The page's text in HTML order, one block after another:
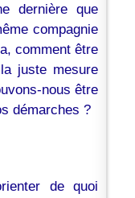
dernière que
compagnie
comment être
juste mesure
nous être
démarches ?
de quoi